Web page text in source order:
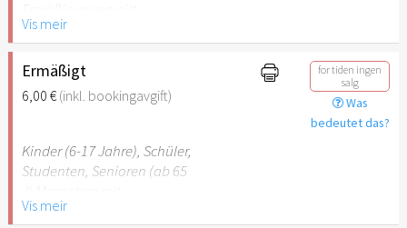
Vis meir
Ermäßigt
6,00 €(inkl. bookingavgift)
for tiden ingen
salg
Was
bedeutet das?
Kinder (6-17 Jahre), Schüler,
Studenten, Senioren (ab 65
Behinderung (ab 50%),
Vis meir